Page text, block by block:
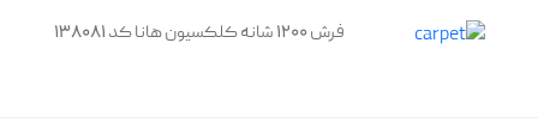
فرش 1200 شانه کلکسیون هانا کد 138081